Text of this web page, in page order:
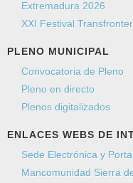
Extremadura 2026
XXI Festival
PLENO MUNICIPAL
Convocatoria de Pleno
Pleno en directo
Plenos digitalizados
ENLACES WEBS DE
Sede Electrónica y
Mancomunidad Sierra